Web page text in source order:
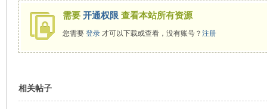
需要 开通权限 查看本站所有资源
您需要 登录才可以下载或查看，没有账号？ 注册
相关帖子